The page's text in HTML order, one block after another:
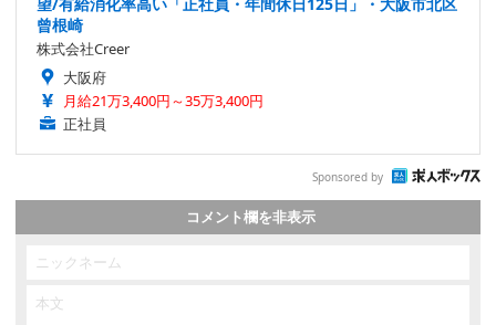
曾根崎
株式会社Creer
大阪府
月給21万3,400円～35万3,400円
正社員
Sponsored by
コメント欄を非表示